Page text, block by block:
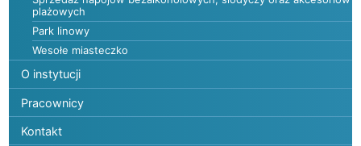
plażowych
Park linowy
Wesołe miasteczko
O instytucji
Pracownicy
Kontakt